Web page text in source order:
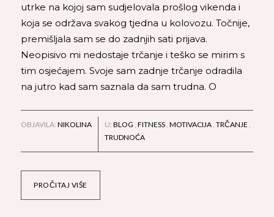
utrke na kojoj sam sudjelovala prošlog vikenda i
koja se održava svakog tjedna u kolovozu. Točnije,
premišljala sam se do zadnjih sati prijava.
Neopisivo mi nedostaje trčanje i teško se mirim s
tim osjećajem. Svoje sam zadnje trčanje odradila
na jutro kad sam saznala da sam trudna. O
PROČITAJ VIŠE
OBJAVILA: NIKOLINA U: BLOG FITNESS MOTIVACIJA TRČANJE
TRUDNOĆA